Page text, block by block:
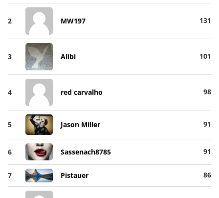
2 MW197 131
3 Alibi 101
4 red carvalho 98
5 Jason Miller 91
6 Sassenach8785 91
7 Pistauer 86